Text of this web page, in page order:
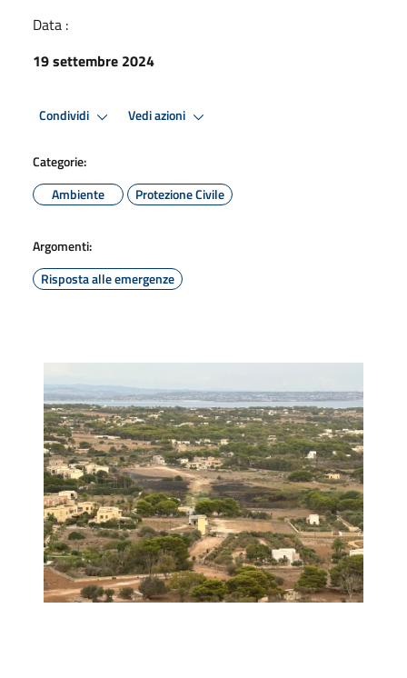
Data :
19 settembre 2024
Condividi Vedi azioni
Categorie:
Ambiente
Protezione Civile
Argomenti:
Risposta alle emergenze